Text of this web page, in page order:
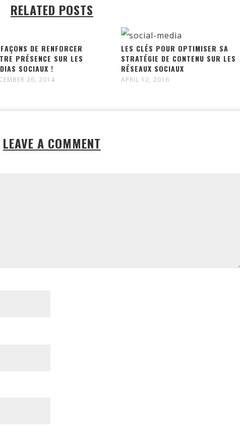
RELATED POSTS
DE RENFORCER
PRÉSENCE SUR LES
SOCIAUX !
26, 2014
LES CLÉS POUR OPTIMISER SA
STRATÉGIE DE CONTENU SUR LES
RÉSEAUX SOCIAUX
APRIL 12, 2016
LEAVE A COMMENT